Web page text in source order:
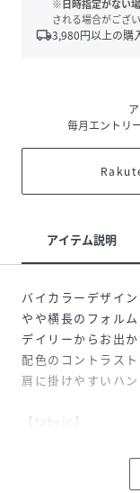
※日時指定がない
される場合がござ
local_shipping3,980円以上の購
毎月エントリ
アイテム説明
バイカラーデザイ
やや横長のフォル
デイリーからお出
配色のコントラス
肩に掛けやすいハ
【fabric】
の軽さ、耐久性を
ハンドル部分には